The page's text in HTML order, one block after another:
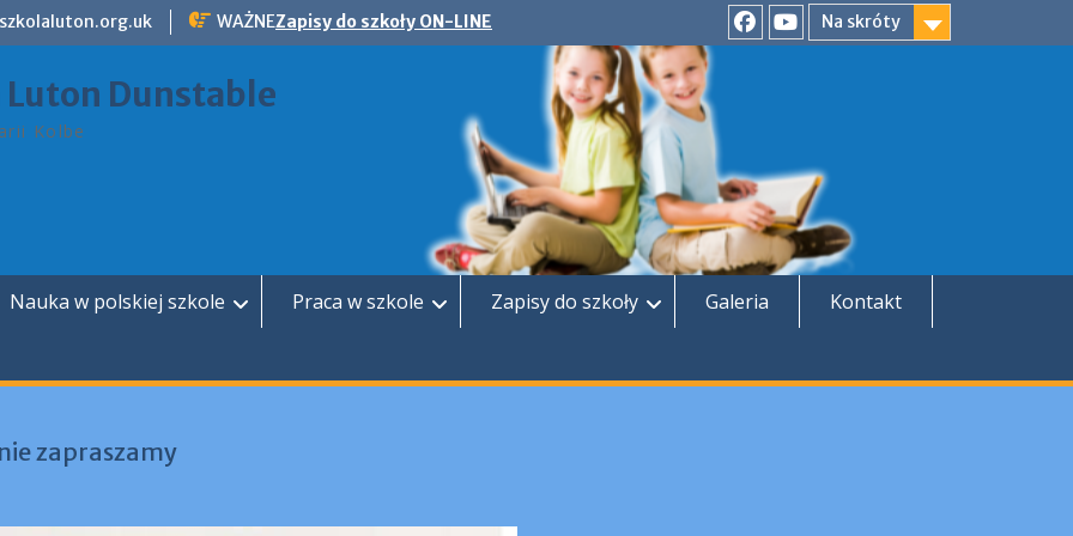
WAŻNEZapisy do szkoły ON-LINE
Na skróty
FacebookYouTube
Luton Dunstable
Kolbe
Nauka w polskiej szkole Praca w szkole Zapisy do szkoły Galeria
Kontakt
zapraszamy